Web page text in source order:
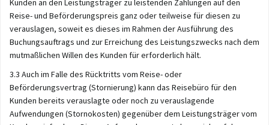
Kunden an den Leistungsträger zu leistenden Zahlungen auf den
Reise- und Beförderungspreis ganz oder teilweise für diesen zu
verauslagen, soweit es dieses im Rahmen der Ausführung des
Buchungsauftrags und zur Erreichung des Leistungszwecks nach dem
mutmaßlichen Willen des Kunden für erforderlich hält.
3.3 Auch im Falle des Rücktritts vom Reise- oder
Beförderungsvertrag (Stornierung) kann das Reisebüro für den
Kunden bereits verauslagte oder noch zu verauslagende
Aufwendungen (Stornokosten) gegenüber dem Leistungsträger vom